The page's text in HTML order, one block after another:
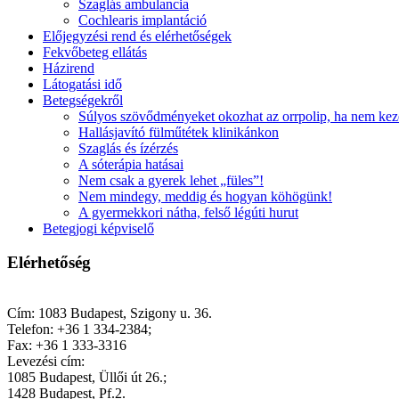
Szaglás ambulancia
Cochlearis implantáció
Előjegyzési rend és elérhetőségek
Fekvőbeteg ellátás
Házirend
Látogatási idő
Betegségekről
Súlyos szövődményeket okozhat az orrpolip, ha nem
Hallásjavító fülműtétek klinikánkon
Szaglás és ízérzés
A sóterápia hatásai
Nem csak a gyerek lehet „füles”!
Nem mindegy, meddig és hogyan köhögünk!
A gyermekkori nátha, felső légúti hurut
Betegjogi képviselő
Elérhetőség
Cím: 1083 Budapest, Szigony u. 36.
Telefon: +36 1 334-2384;
Fax: +36 1 333-3316
Levezési cím:
1085 Budapest, Üllői út 26.;
1428 Budapest, Pf.2.